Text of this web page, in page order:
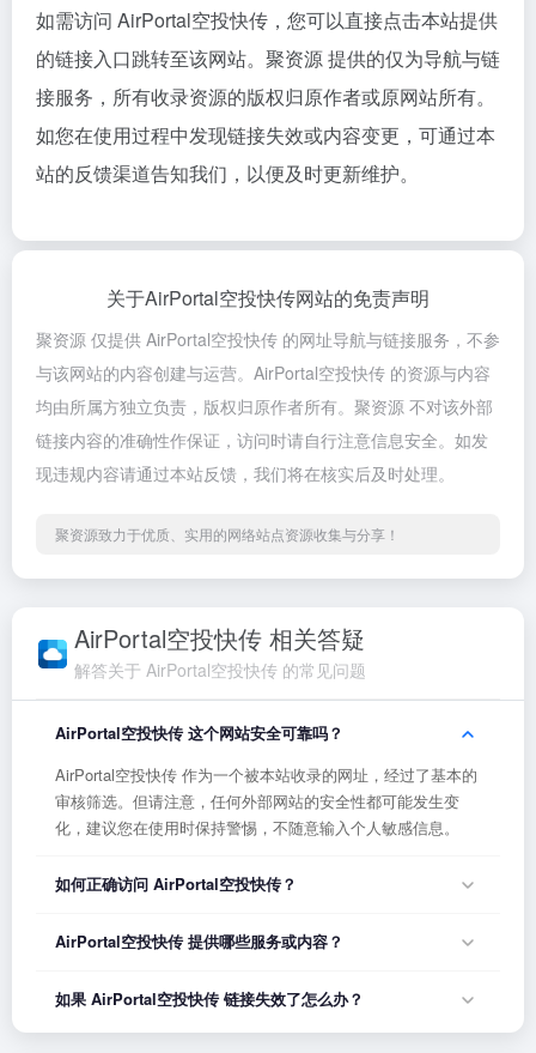
如需访问 AirPortal空投快传，您可以直接点击本站提供
的链接入口跳转至该网站。聚资源 提供的仅为导航与链
接服务，所有收录资源的版权归原作者或原网站所有。
如您在使用过程中发现链接失效或内容变更，可通过本
站的反馈渠道告知我们，以便及时更新维护。
关于AirPortal空投快传网站的免责声明
聚资源 仅提供 AirPortal空投快传 的网址导航与链接服务，不参
与该网站的内容创建与运营。AirPortal空投快传 的资源与内容
均由所属方独立负责，版权归原作者所有。聚资源 不对该外部
链接内容的准确性作保证，访问时请自行注意信息安全。如发
现违规内容请通过本站反馈，我们将在核实后及时处理。
聚资源致力于优质、实用的网络站点资源收集与分享！
AirPortal空投快传 相关答疑
解答关于 AirPortal空投快传 的常见问题
AirPortal空投快传 这个网站安全可靠吗？
AirPortal空投快传 作为一个被本站收录的网址，经过了基本的
审核筛选。但请注意，任何外部网站的安全性都可能发生变
化，建议您在使用时保持警惕，不随意输入个人敏感信息。
如何正确访问 AirPortal空投快传？
投快传，或者在浏览器地址栏输入正确的网址。如果遇到无法
议稍后再试。
AirPortal空投快传 提供哪些服务或内容？
站作为导航平台，致力于帮助用户发现和整理优质网站资源，
具体网站的内容与服务由该网站运营方负责。
如果 AirPortal空投快传 链接失效了怎么办？
如果发现链接无法打开或内容已变更，您可以使用页面上的